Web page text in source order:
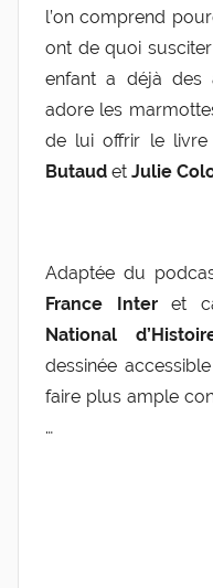
l’on comprend
ont de quoi
enfant a déjà des
adore les
de lui offrir le
Butaud et Julie
Adaptée du
France Interet
National
dessinée
faire plus ample
…